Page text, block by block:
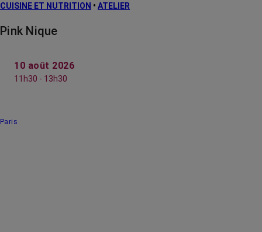
CUISINE ET NUTRITION • ATELIER
Pink Nique
10 août 2026
11h30 - 13h30
Paris